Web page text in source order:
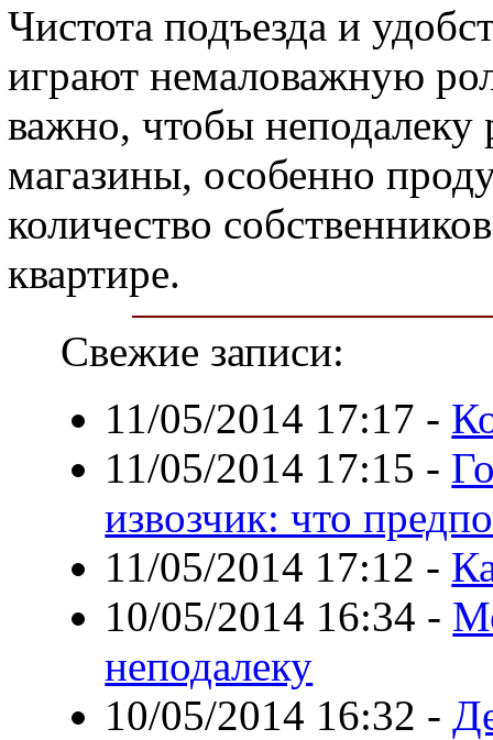
Чистота подъезда и
играют немаловажную
важно, чтобы неподалеку
магазины, особенно
количество
квартире.
Свежие записи:
11/05/2014 17:17 -
11/05/2014 17:15 -
извозчик: что
11/05/2014 17:12 -
10/05/2014 16:34 -
неподалеку
10/05/2014 16:32 -